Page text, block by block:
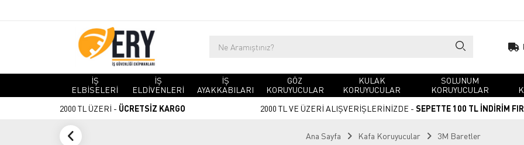
İŞ
ELBİSELERİ
İŞ
ELDİVENLERİ
İŞ
AYAKKABILARI
GÖZ
KORUYUCULAR
KULAK
KORUYUCULAR
SOLUNUM
KORUYUCULAR
2000 TL ÜZERİ - ÜCRETSİZ KARGO 2000 TL VE ÜZERİ ALIŞVERİŞLERİNİZDE - SEPETTE 100 TL İNDİRİM
Ana Sayfa Kafa Koruyucular 3M Baretler